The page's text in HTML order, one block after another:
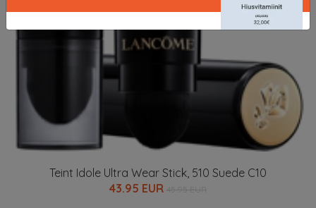
Teint Idole Ultra Wear Stick, 510 Suede C10
43.95 EUR